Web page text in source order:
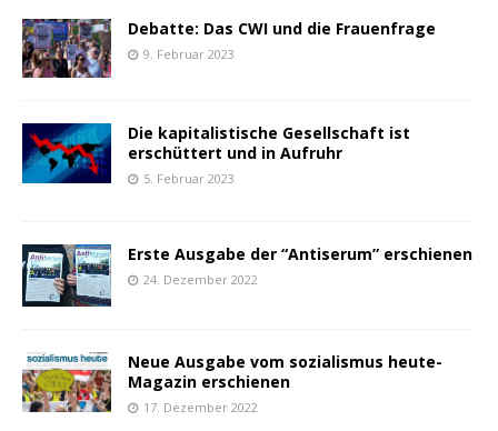
Debatte: Das CWI und die Frauenfrage
9. Februar 2023
Die kapitalistische Gesellschaft ist
erschüttert und in Aufruhr
5. Februar 2023
Erste Ausgabe der “Antiserum” erschienen
24. Dezember 2022
Neue Ausgabe vom sozialismus heute-
Magazin erschienen
17. Dezember 2022